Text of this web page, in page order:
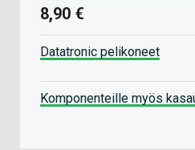
8,90 €
Datatronic pelikoneet
Komponenteille myös